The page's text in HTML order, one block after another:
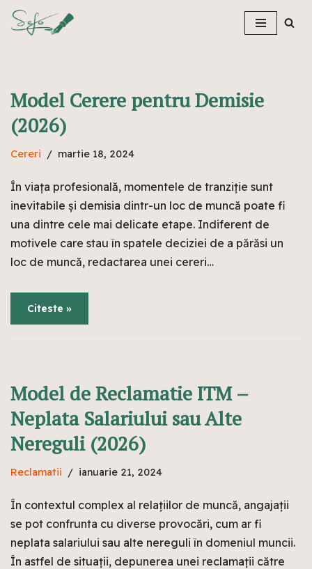
Sari
Model Cerere pentru Demisie
(2026)
Cereri martie 18, 2024
În viața profesională, momentele de tranziție sunt
inevitabile și demisia dintr-un loc de muncă poate fi
una dintre cele mai delicate etape. Indiferent de
motivele care stau în spatele deciziei de a părăsi un
loc de muncă, redactarea unei cereri…
Citeste »
Model de Reclamatie ITM –
Neplata Salariului sau Alte
Nereguli (2026)
Reclamatii ianuarie 21, 2024
În contextul complex al relațiilor de muncă, angajații
se pot confrunta cu diverse provocări, cum ar fi
neplata salariului sau alte nereguli în domeniul muncii.
În astfel de situații, depunerea unei reclamații către